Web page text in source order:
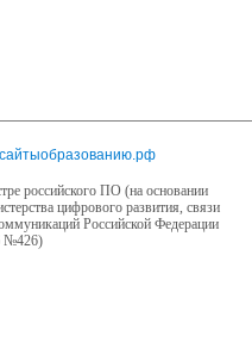
российского ПО (на основании
цифрового развития, связи
Российской Федерации
№426)